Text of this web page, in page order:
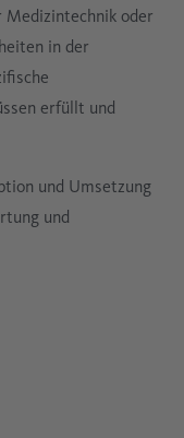
oder
in der
erfüllt und
und Umsetzung
und